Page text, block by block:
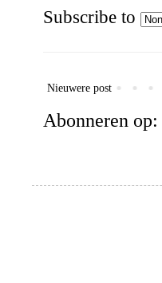
Subscribe to
Nieuwere post
Abonneren op: